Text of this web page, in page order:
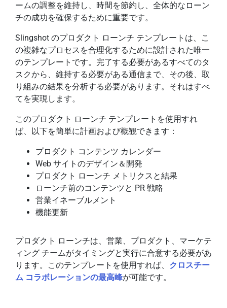
ームの調整を維持し、時間を節約し、全体的なローン
チの成功を確保するために重要です。
Slingshot のプロダクト ローンチ テンプレートは、こ
の複雑なプロセスを合理化するために設計された唯一
のテンプレートです。完了する必要があるすべてのタ
スクから、維持する必要がある通信まで、その後、取
り組みの結果を分析する必要があります。それはすべ
てを実現します。
このプロダクト ローンチ テンプレートを使用すれ
ば、以下を簡単に計画および概観できます：
プロダクト コンテンツ カレンダー
Web サイトのデザイン＆開発
プロダクト ローンチ メトリクスと結果
ローンチ前のコンテンツと PR 戦略
営業イネーブルメント
機能更新
プロダクト ローンチは、営業、プロダクト、マーケテ
ィング チームがタイミングと実行に合意する必要があ
ります。このテンプレートを使用すれば、 クロスチー
ム コラボレーションの最高峰が可能です。